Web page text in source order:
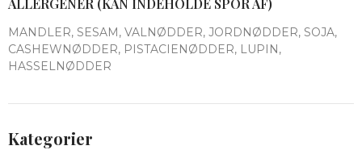
ALLERGENER (KAN INDEHOLDE SPOR AF)
MANDLER, SESAM, VALNØDDER, JORDNØDDER, SOJA,
CASHEWNØDDER, PISTACIENØDDER, LUPIN,
HASSELNØDDER
Kategorier